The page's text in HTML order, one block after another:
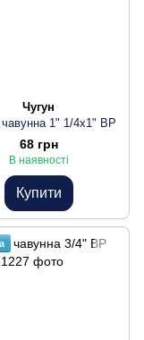
Чугун
1" 1/4х1" ВР
68 грн
В наявності
Купити